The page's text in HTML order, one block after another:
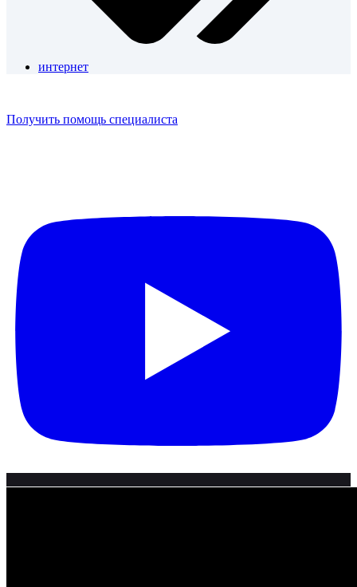
интернет
Получить помощь специалиста